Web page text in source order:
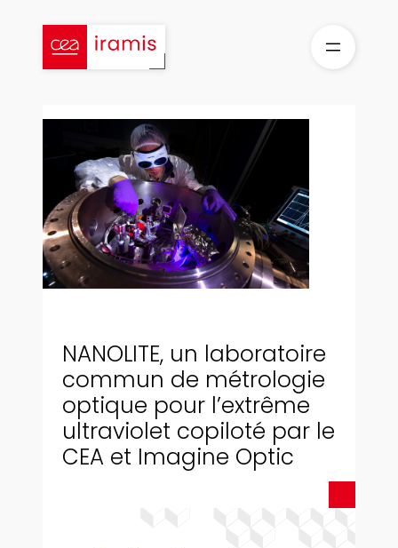
contenu
NANOLITE, un laboratoire
commun de métrologie
optique pour l’extrême
ultraviolet copiloté par le
CEA et Imagine Optic